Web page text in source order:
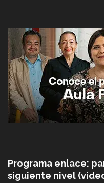
Programa enlace:
siguiente nivel